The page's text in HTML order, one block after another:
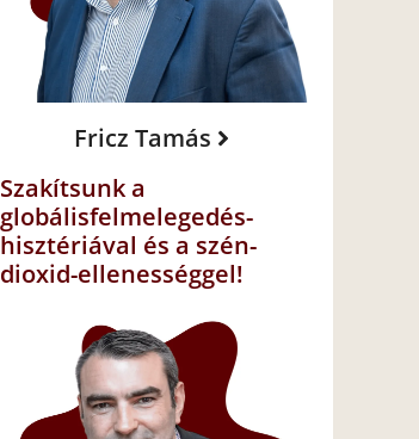
Fricz Tamás
Szakítsunk a
globálisfelmelegedés-
hisztériával és a szén-
dioxid-ellenességgel!